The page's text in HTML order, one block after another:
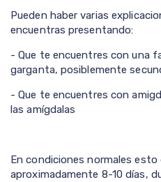
Pueden haber varias
encuentras presentando:
- Que te encuentres con una
garganta, posiblemente
- Que te encuentres con
las amígdalas
En condiciones normales esto
aproximadamente 8-10 días,